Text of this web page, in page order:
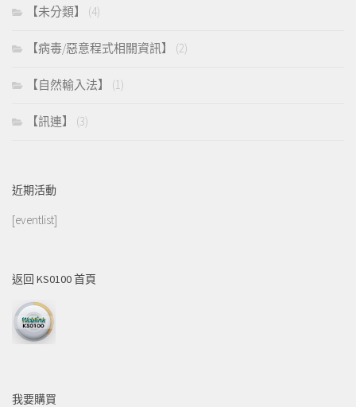
【未分類】 (4)
【病毒/惡意程式相關資訊】 (2)
【自然輸入法】 (1)
【訊連】 (3)
近期活動
[eventlist]
返回 KS0100 首頁
我要購買